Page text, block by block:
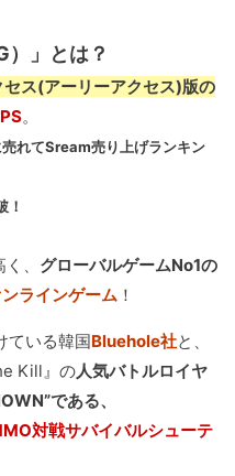
）」とは？
ス(アーリーアクセス)版の
。
れてSream売り上げランキン
！
、 グローバルゲームNo1の
ラインゲーム ！
ている韓国Bluehole社と、
Kill』の人気バトルロイヤ
である、
対戦サバイバルシューテ